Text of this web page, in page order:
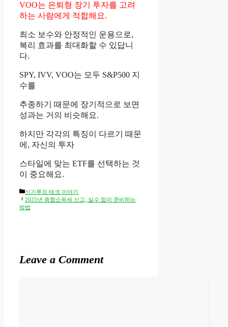
VOO는 은퇴형 장기 투자를 고려
하는 사람에게 적합해요.
최소 보수와 안정적인 운용으로,
복리 효과를 최대화할 수 있답니
다.
SPY, IVV, VOO는 모두 S&P500 지
수를
추종하기 때문에 장기적으로 보면
성과는 거의 비슷해요.
하지만 각각의 특징이 다르기 때문
에, 자신의 투자
스타일에 맞는 ETF를 선택하는 것
이 중요해요.
Categories
신기루의 테크 이야기
2025년 종합소득세 신고, 실수 없이 준비하는
방법
Leave a Comment